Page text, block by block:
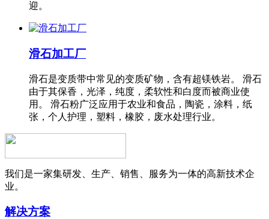
迎。
滑石加工厂
滑石是变质带中常见的变质矿物，含有超镁铁岩。 滑石
由于其保香，光泽，纯度，柔软性和白度而被商业使
用。 滑石粉广泛应用于农业和食品，陶瓷，涂料，纸
张，个人护理，塑料，橡胶，废水处理行业。
我们是一家集研发、生产、销售、服务为一体的高新技术企
业。
解决方案